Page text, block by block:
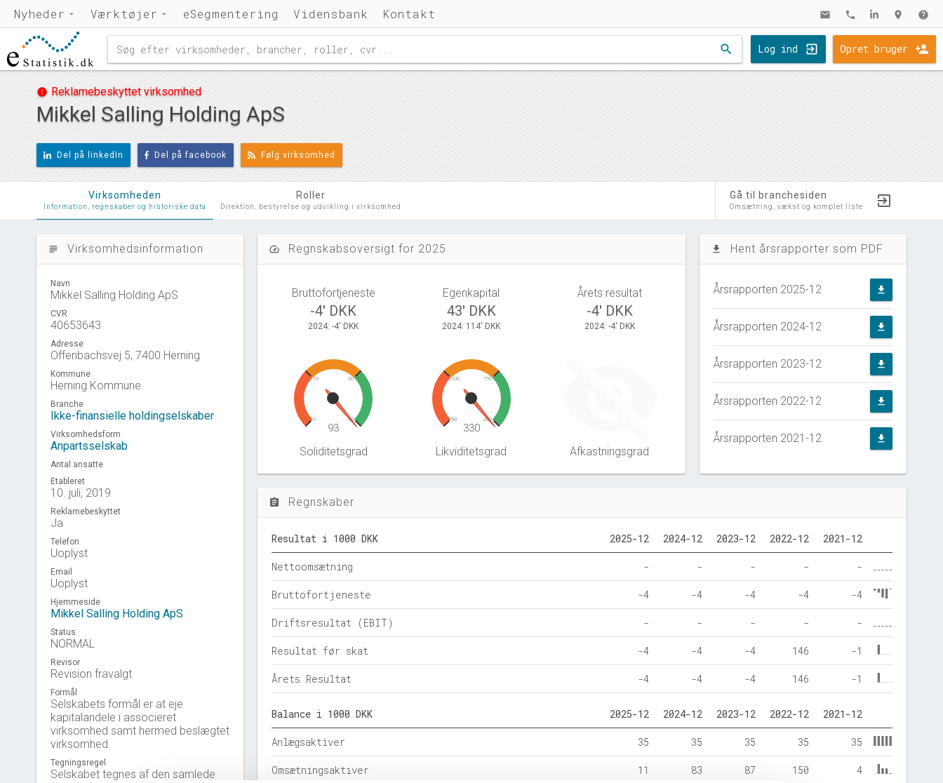
Nyheder Værktøjer eSegmentering Vidensbank Kontakt mail phone location_on help
search Log ind Opret bruger
error Reklamebeskyttet virksomhed
Mikkel Salling Holding ApS
Del på linkedIn Del på facebook Følg virksomhed
Virksomheden
Information, regnskaber og historiske data
Roller
Direktion, bestyrelse og udvikling i virksomhed
Gå til branchesiden
Omsætning, vækst og komplet liste
subject Virksomhedsinformation
Navn
Mikkel Salling Holding ApS
CVR
40653643
Adresse
Offenbachsvej 5, 7400 Herning
Kommune
Herning Kommune
Branche
Ikke-finansielle holdingselskaber
Virksomhedsform
Anpartsselskab
Antal ansatte
Etableret
10. juli, 2019
Reklamebeskyttet
Ja
Telefon
Uoplyst
Email
Uoplyst
Hjemmeside
Mikkel Salling Holding ApS
Status
NORMAL
Revisor
Revision fravalgt
Formål
Selskabets formål er at eje
kapitalandele i associeret
virksomhed samt hermed beslægtet
virksomhed.
Tegningsregel
Selskabet tegnes af den samlede
speed Regnskabsoversigt for 2025
Bruttofortjeneste
-4' DKK
2024: -4' DKK
Egenkapital
43' DKK
2024: 114' DKK
Årets resultat
-4' DKK
2024: -4' DKK
0
10 20
30
93
Soliditetsgrad
50
100 150
200
330
Likviditetsgrad Afkastningsgrad
file_download Hent årsrapporter som PDF
Årsrapporten 2025-12 file_download
Årsrapporten 2024-12 file_download
Årsrapporten 2023-12 file_download
Årsrapporten 2022-12 file_download
Årsrapporten 2021-12 file_download
assignment Regnskaber
Resultat i 1000 DKK 2025-12 2024-12 2023-12 2022-12 2021-12
Nettoomsætning - - - - -
Bruttofortjeneste -4 -4 -4 -4 -4
Driftsresultat (EBIT) - - - - -
Resultat før skat -4 -4 -4 146 -1
Årets Resultat -4 -4 -4 146 -1
Balance i 1000 DKK 2025-12 2024-12 2023-12 2022-12 2021-12
Anlægsaktiver 35 35 35 35 35
Omsætningsaktiver 11 83 87 150 4